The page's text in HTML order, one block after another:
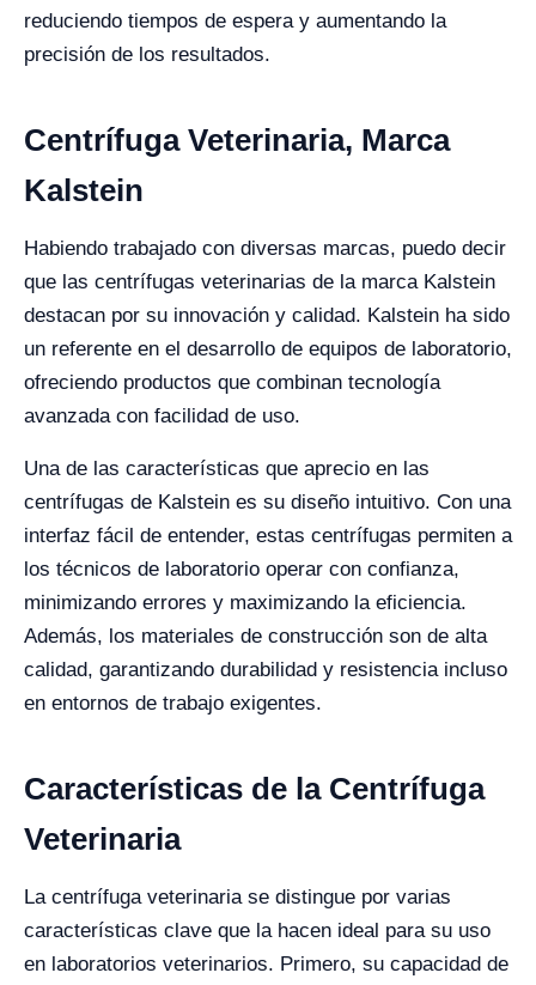
reduciendo tiempos de espera y aumentando la
precisión de los resultados.
Centrífuga Veterinaria, Marca
Kalstein
Habiendo trabajado con diversas marcas, puedo decir
que las centrífugas veterinarias de la marca Kalstein
destacan por su innovación y calidad. Kalstein ha sido
un referente en el desarrollo de equipos de laboratorio,
ofreciendo productos que combinan tecnología
avanzada con facilidad de uso.
Una de las características que aprecio en las
centrífugas de Kalstein es su diseño intuitivo. Con una
interfaz fácil de entender, estas centrífugas permiten a
los técnicos de laboratorio operar con confianza,
minimizando errores y maximizando la eficiencia.
Además, los materiales de construcción son de alta
calidad, garantizando durabilidad y resistencia incluso
en entornos de trabajo exigentes.
Características de la Centrífuga
Veterinaria
La centrífuga veterinaria se distingue por varias
características clave que la hacen ideal para su uso
en laboratorios veterinarios. Primero, su capacidad de